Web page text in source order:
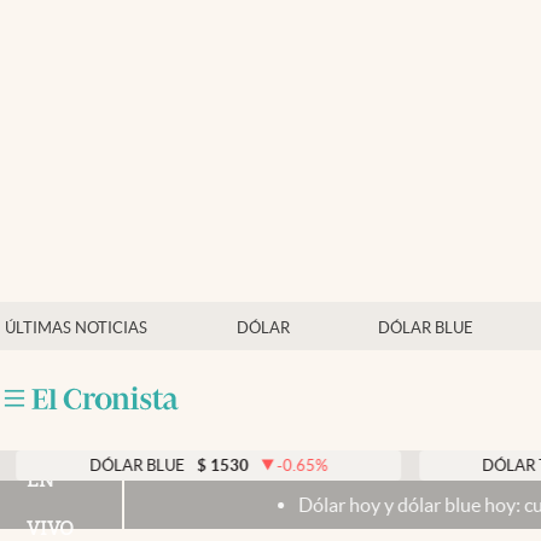
ÚLTIMAS NOTICIAS DÓLAR DÓLAR BLUE
Mercados Online
Otras secciones
DÓLAR BLUE $ 1530 -0.65% DÓLAR TARJETA
EN
VIVO
Dólar hoy y dólar blue hoy: cuál es la